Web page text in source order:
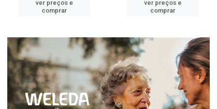
cadastre-se para
ver preços e
cadastre-se para
ver preços e